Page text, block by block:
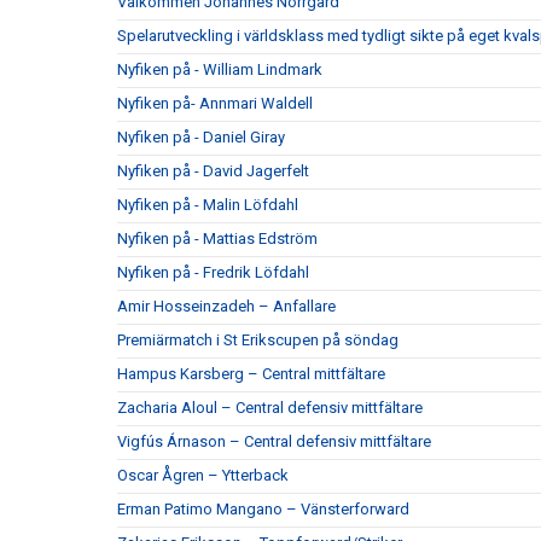
Spelarutveckling i världsklass med tydligt sikte på eget
Nyfiken på - William Lindmark
Nyfiken på- Annmari Waldell
Nyfiken på - Daniel Giray
Nyfiken på - David Jagerfelt
Nyfiken på - Malin Löfdahl
Nyfiken på - Mattias Edström
Nyfiken på - Fredrik Löfdahl
Amir Hosseinzadeh – Anfallare
Premiärmatch i St Erikscupen på söndag
Hampus Karsberg – Central mittfältare
Zacharia Aloul – Central defensiv mittfältare
Vigfús Árnason – Central defensiv mittfältare
Oscar Ågren – Ytterback
Erman Patimo Mangano – Vänsterforward